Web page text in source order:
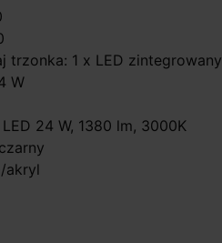
trzonka: 1 x LED zintegrowany
W
24 W, 1380 lm, 3000K
akryl